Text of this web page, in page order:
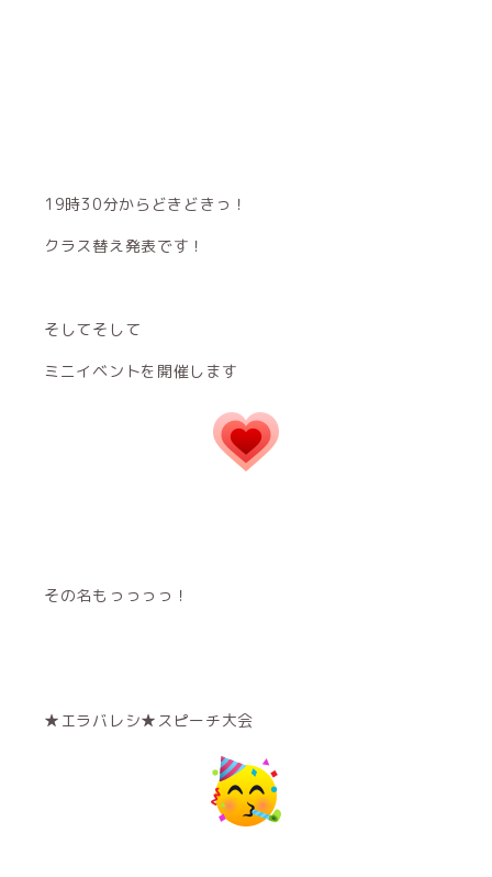
19時30分からどきどきっ！
クラス替え発表です！
そしてそして
ミニイベントを開催します
その名もっっっっ！
★エラバレシ★スピーチ大会